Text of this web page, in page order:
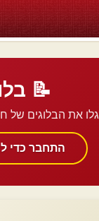
📝
גלו את הבלוגים של
התחבר כדי